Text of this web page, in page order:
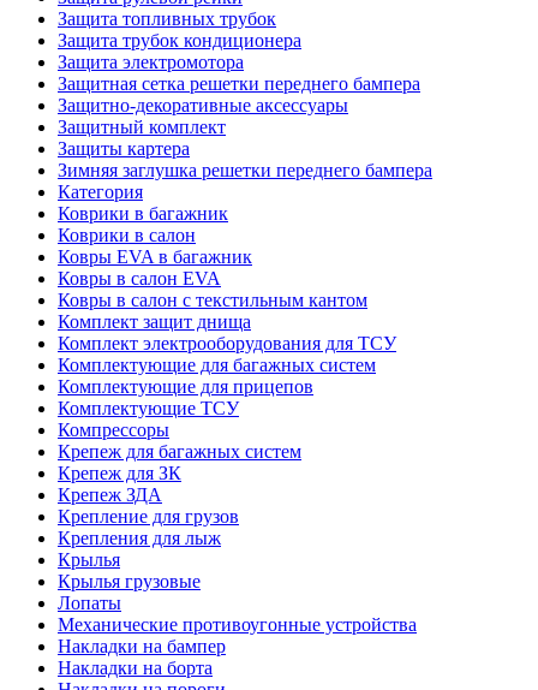
Защита топливных трубок
Защита трубок кондиционера
Защита электромотора
Защитная сетка решетки переднего бампера
Защитно-декоративные аксессуары
Защитный комплект
Защиты картера
Зимняя заглушка решетки переднего бампера
Категория
Коврики в багажник
Коврики в салон
Ковры EVA в багажник
Ковры в салон EVA
Ковры в салон с текстильным кантом
Комплект защит днища
Комплект электрооборудования для ТСУ
Комплектующие для багажных систем
Комплектующие для прицепов
Комплектующие ТСУ
Компрессоры
Крепеж для багажных систем
Крепеж для ЗК
Крепеж ЗДА
Крепление для грузов
Крепления для лыж
Крылья
Крылья грузовые
Лопаты
Механические противоугонные устройства
Накладки на бампер
Накладки на борта